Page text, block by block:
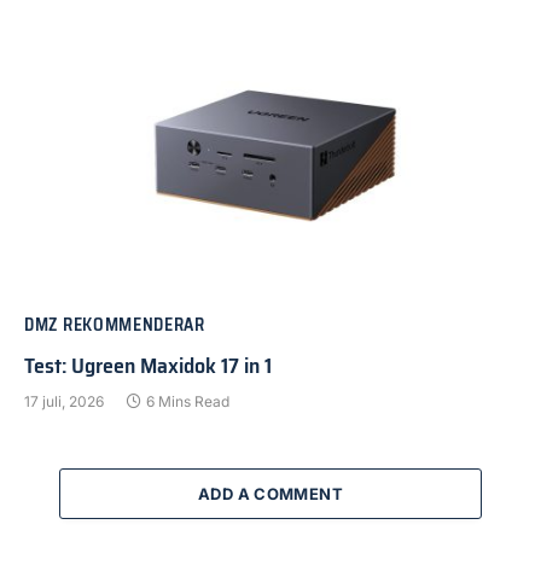
DMZ REKOMMENDERAR
Test: Ugreen Maxidok 17 in 1
17 juli, 2026 6 Mins Read
ADD A COMMENT